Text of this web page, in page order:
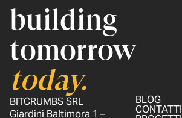
building
tomorrow
today.
BITCRUMBS SRL
Giardini Baltimora 1 –
BLOG
CONTATTI